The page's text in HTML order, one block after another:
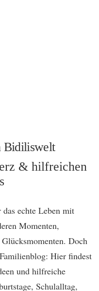
Bidiliswelt
& hilfreichen
echte Leben mit
Momenten,
Doch
Hier findest
und hilfreiche
Schulalltag,